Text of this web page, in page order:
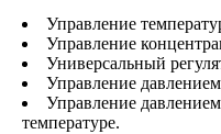
Управление
Управление
Универсальный
Управление
Управление
температуре.